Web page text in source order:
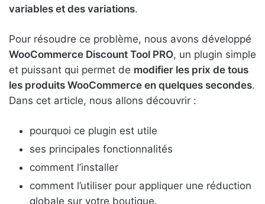
variables et des variations.
Pour résoudre ce problème, nous avons développé
WooCommerce Discount Tool PRO, un plugin simple
et puissant qui permet de modifier les prix de tous
les produits WooCommerce en quelques secondes.
Dans cet article, nous allons découvrir :
pourquoi ce plugin est utile
ses principales fonctionnalités
comment l’installer
comment l’utiliser pour appliquer une réduction
globale sur votre boutique.